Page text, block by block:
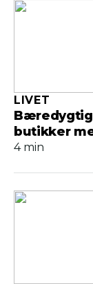
butikker
LIVET
4 min